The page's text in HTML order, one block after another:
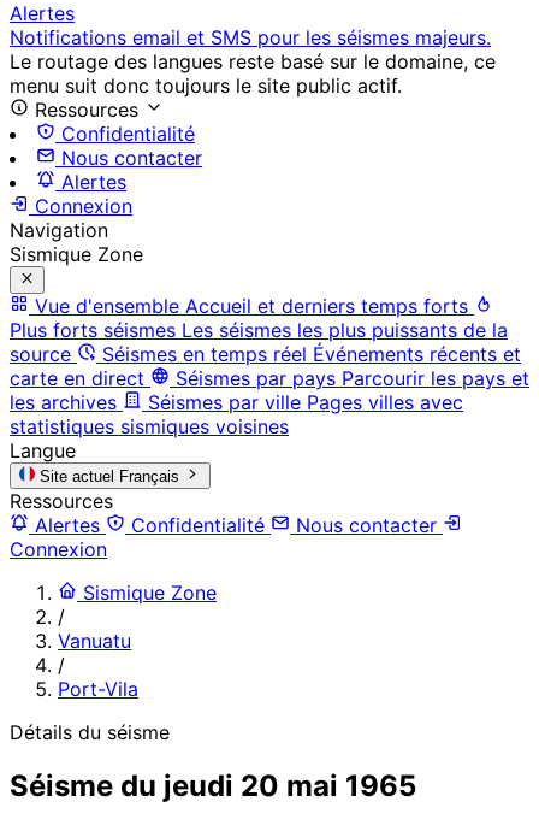
Alertes
Notifications email et SMS pour les séismes majeurs.
Le routage des langues reste basé sur le domaine, ce
menu suit donc toujours le site public actif.
Ressources
Confidentialité
Nous contacter
Alertes
Connexion
Navigation
Sismique Zone
Vue d'ensemble Accueil et derniers temps forts
Plus forts séismes Les séismes les plus puissants de la
source
Séismes en temps réel Événements récents et
carte en direct
Séismes par pays Parcourir les pays et
les archives
Séismes par ville Pages villes avec
statistiques sismiques voisines
Langue
Site actuel Français
Ressources
Alertes
Confidentialité
Nous contacter
Connexion
Sismique Zone
/
Vanuatu
/
Port-Vila
Détails du séisme
Séisme du jeudi 20 mai 1965